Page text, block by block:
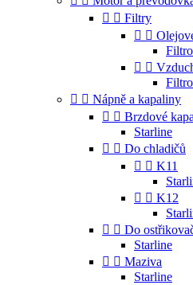
  Filtry
 
 
  Nápně a kapaliny
  Brzdové
Starline
  Do chladičů
  K11
  K12
  Do
Starline
  Maziva
Starline